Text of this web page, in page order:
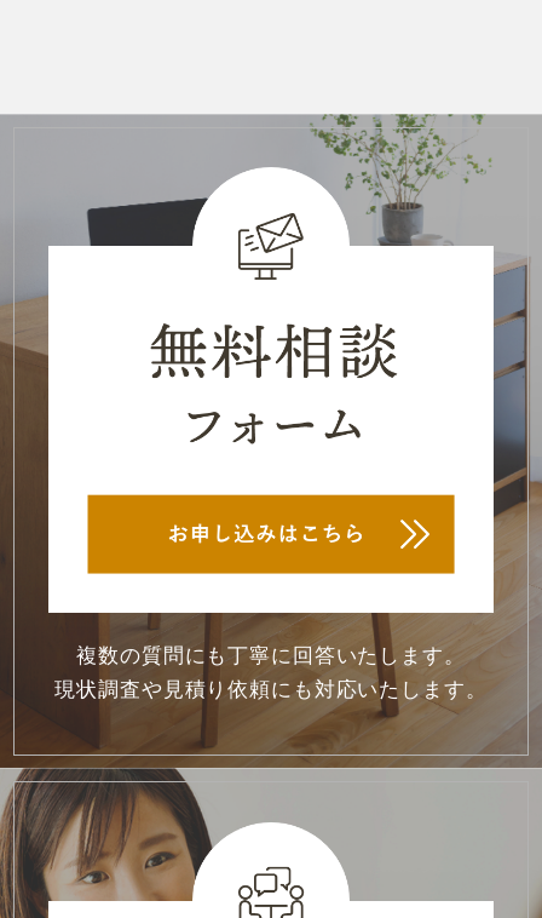
2023年3月
2023年2月
(2)
2022年10月(1)
2022年7月(2)
2022年6月(2)
2022年5月
2022年4月(2)
2022年3月 (2)
2022年2月(2)
複数の質問にも丁寧に回答いたします。
現状調査や見積り依頼にも対応いたします。